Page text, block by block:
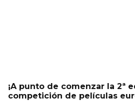
¡A punto de comenzar la 2ª
competición de películas